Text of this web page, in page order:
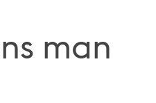
man